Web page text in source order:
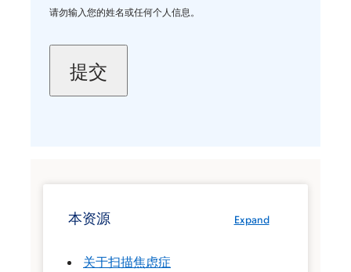
请勿输入您的姓名或任何个人信息。
Expand
本资源
关于扫描焦虑症